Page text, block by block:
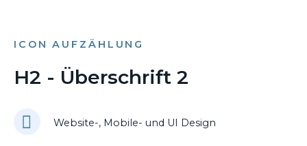
ICON AUFZÄHLUNG
H2 - Überschrift 2
Website-, Mobile- und UI Design